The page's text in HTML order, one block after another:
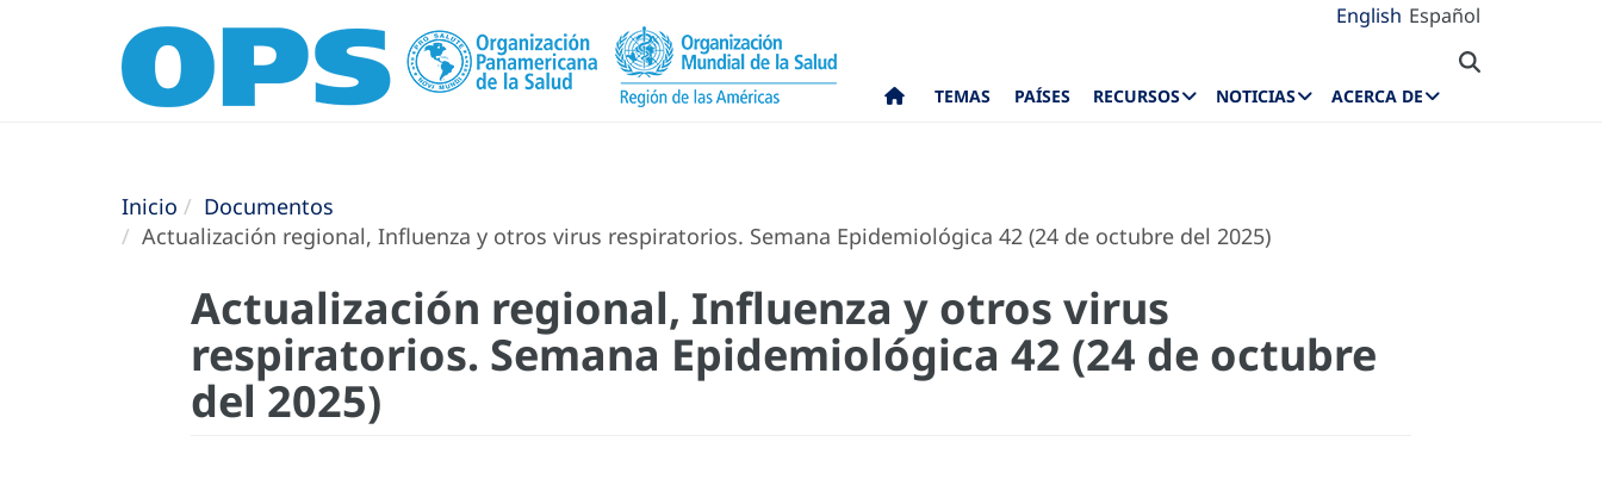
English Español
TEMAS PAÍSES RECURSOS NOTICIAS ACERCA DE
Inicio
Documentos
Actualización regional, Influenza y otros virus respiratorios. Semana Epidemiológica 42 (24 de octubre del 2025)
Actualización regional, Influenza y otros virus
respiratorios. Semana Epidemiológica 42 (24 de octubre
del 2025)